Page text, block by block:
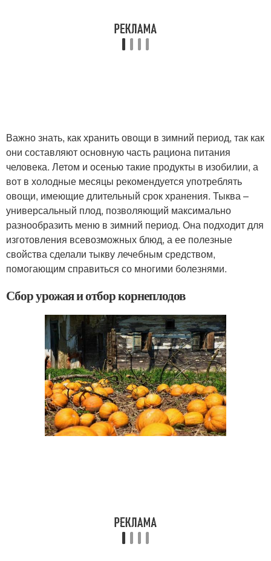
Важно знать, как хранить овощи в зимний период, так как
они составляют основную часть рациона питания
человека. Летом и осенью такие продукты в изобилии, а
вот в холодные месяцы рекомендуется употреблять
овощи, имеющие длительный срок хранения. Тыква –
универсальный плод, позволяющий максимально
разнообразить меню в зимний период. Она подходит для
изготовления всевозможных блюд, а ее полезные
свойства сделали тыкву лечебным средством,
помогающим справиться со многими болезнями.
Сбор урожая и отбор корнеплодов